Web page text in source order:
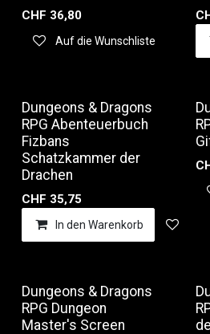
CHF 36,80
Auf die Wunschliste
Dungeons & Dragons
RPG Abenteuerbuch
Fizbans
Schatzkammer der
Drachen
CHF 35,75
In den Warenkorb
Dungeons & Dragons
RPG Dungeon
Master's Screen